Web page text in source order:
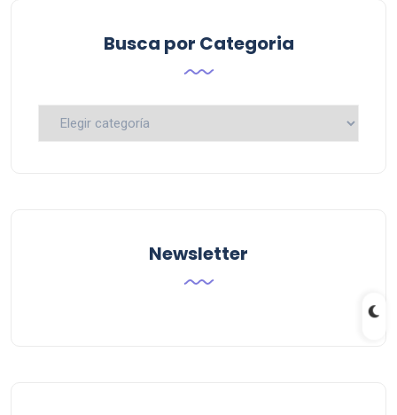
Busca por Categoria
Busca
Newsletter